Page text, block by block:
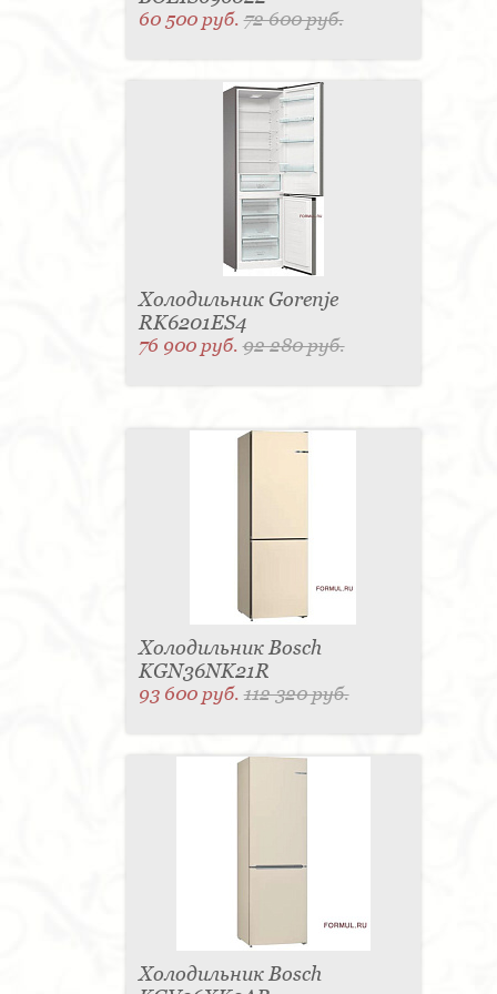
60 500 руб.72 600 руб.
Холодильник Gorenje
RK6201ES4
76 900 руб.92 280 руб.
Холодильник Bosch
KGN36NK21R
93 600 руб.112 320 руб.
Холодильник Bosch